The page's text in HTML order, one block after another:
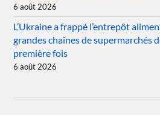
6 août 2026
L’Ukraine a frappé l’entrepôt
grandes chaînes de supermarchés
première fois
6 août 2026